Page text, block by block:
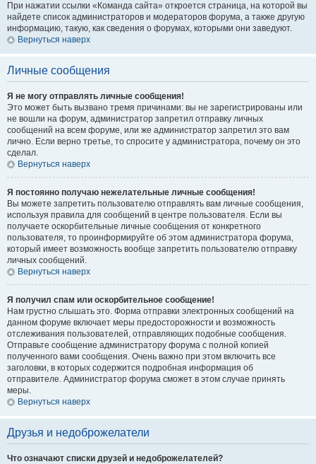
При нажатии ссылки «Команда сайта» откроется страница, на которой вы
найдете список администраторов и модераторов форума, а также другую
информацию, такую, как сведения о форумах, которыми они заведуют.
Вернуться наверх
Личные сообщения
Я не могу отправлять личные сообщения!
Это может быть вызвано тремя причинами: вы не зарегистрированы или
не вошли на форум, администратор запретил отправку личных
сообщений на всем форуме, или же администратор запретил это вам
лично. Если верно третье, то спросите у администратора, почему он это
сделал.
Вернуться наверх
Я постоянно получаю нежелательные личные сообщения!
Вы можете запретить пользователю отправлять вам личные сообщения,
используя правила для сообщений в центре пользователя. Если вы
получаете оскорбительные личные сообщения от конкретного
пользователя, то проинформируйте об этом администратора форума,
который имеет возможность вообще запретить пользователю отправку
личных сообщений.
Вернуться наверх
Я получил спам или оскорбительное сообщение!
Нам грустно слышать это. Форма отправки электронных сообщений на
данном форуме включает меры предосторожности и возможность
отслеживания пользователей, отправляющих подобные сообщения.
Отправьте сообщение администратору форума с полной копией
полученного вами сообщения. Очень важно при этом включить все
заголовки, в которых содержится подробная информация об
отправителе. Администратор форума сможет в этом случае принять
меры.
Вернуться наверх
Друзья и недоброжелатели
Что означают списки друзей и недоброжелателей?